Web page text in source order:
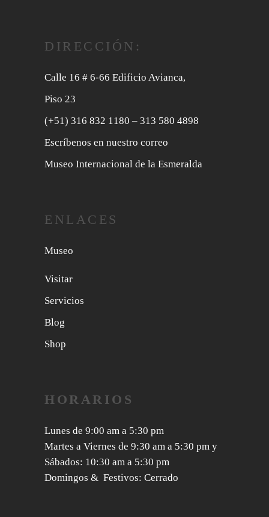
DIRECCIÓN:
Calle 16 # 6-66 Edificio Avianca,
Piso 23
(+51) 316 832 1180 – 313 580 4898
Escríbenos en nuestro correo
Museo Internacional de la Esmeralda
ENLACES
Museo
Visitar
Servicios
Blog
Shop
HORARIOS
Lunes de 9:00 am a 5:30 pm
Martes a Viernes de 9:30 am a 5:30 pm y
Sábados: 10:30 am a 5:30 pm
Domingos & Festivos: Cerrado